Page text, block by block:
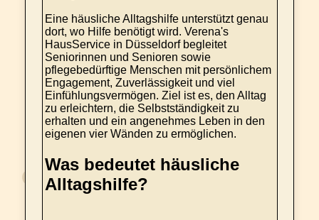
Eine häusliche Alltagshilfe unterstützt genau
dort, wo Hilfe benötigt wird. Verena's
HausService in Düsseldorf begleitet
Seniorinnen und Senioren sowie
pflegebedürftige Menschen mit persönlichem
Engagement, Zuverlässigkeit und viel
Einfühlungsvermögen. Ziel ist es, den Alltag
zu erleichtern, die Selbstständigkeit zu
erhalten und ein angenehmes Leben in den
eigenen vier Wänden zu ermöglichen.
Was bedeutet häusliche
Alltagshilfe?